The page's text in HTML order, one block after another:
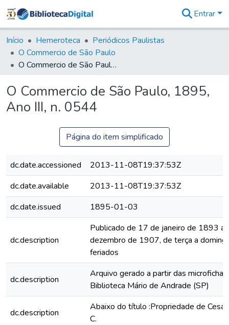
&
Coleções
Tudo na
Biblioteca
Estatísticas
Entrar
Início Hemeroteca
Periódicos Paulistas
O Commercio de São Paulo
O Commercio de São Paulo, 1895, Ano III, n. 0544
O Commercio de São Paulo, 1895,
Ano III, n. 0544
Página do item simplificado
dc.date.accessioned
2013-11-08T19:37:53Z
dc.date.available
2013-11-08T19:37:53Z
dc.date.issued
1895-01-03
dc.description
Publicado de 17 de janeiro de 1893 a
dezembro de 1907, de terça a
feriados
dc.description
Arquivo gerado a partir das
Biblioteca Mário de Andrade (SP)
dc.description
Abaixo do título :Propriedade de
C.